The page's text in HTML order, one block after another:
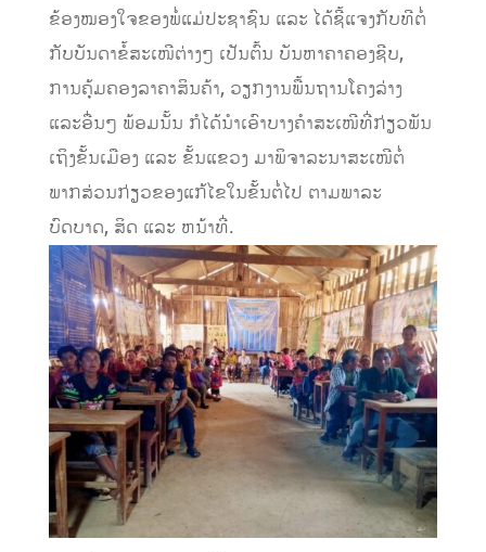
ຂ້ອງໝອງໃຈຂອງພໍ່ແມ່ປະຊາຊົນ ແລະ ໄດ້ຊີ້ແຈງກັບທີຕໍ່
ກັບບັນດາຂໍ້ສະເໜີຕ່າງໆ ເປັນຕົ້ນ ບັນຫາຄາຄອງຊີບ,
ການຄຸ້ມຄອງລາຄາສິນຄ້າ,​ ວຽກງານພື້ນຖານໂຄງລ່າງ
ແລະອື່ນໆ ພ້ອມນັ້ນ ກໍໄດ້ນຳເອົາບາງຄໍາສະເໜີທີ່ກ່ຽວພັນ
ເຖິງຂັ້ນເມືອງ ແລະ ຂັ້ນແຂວງ ມາພິຈາລະນາສະເໜີຕໍ່
ພາກສ່ວນກ່ຽວຂອງແກ້ໄຂໃນຂັ້ນຕໍ່ໄປ ຕາມພາລະ
ບົດບາດ,​ ສິດ ແລະ ຫນ້າທີ່.